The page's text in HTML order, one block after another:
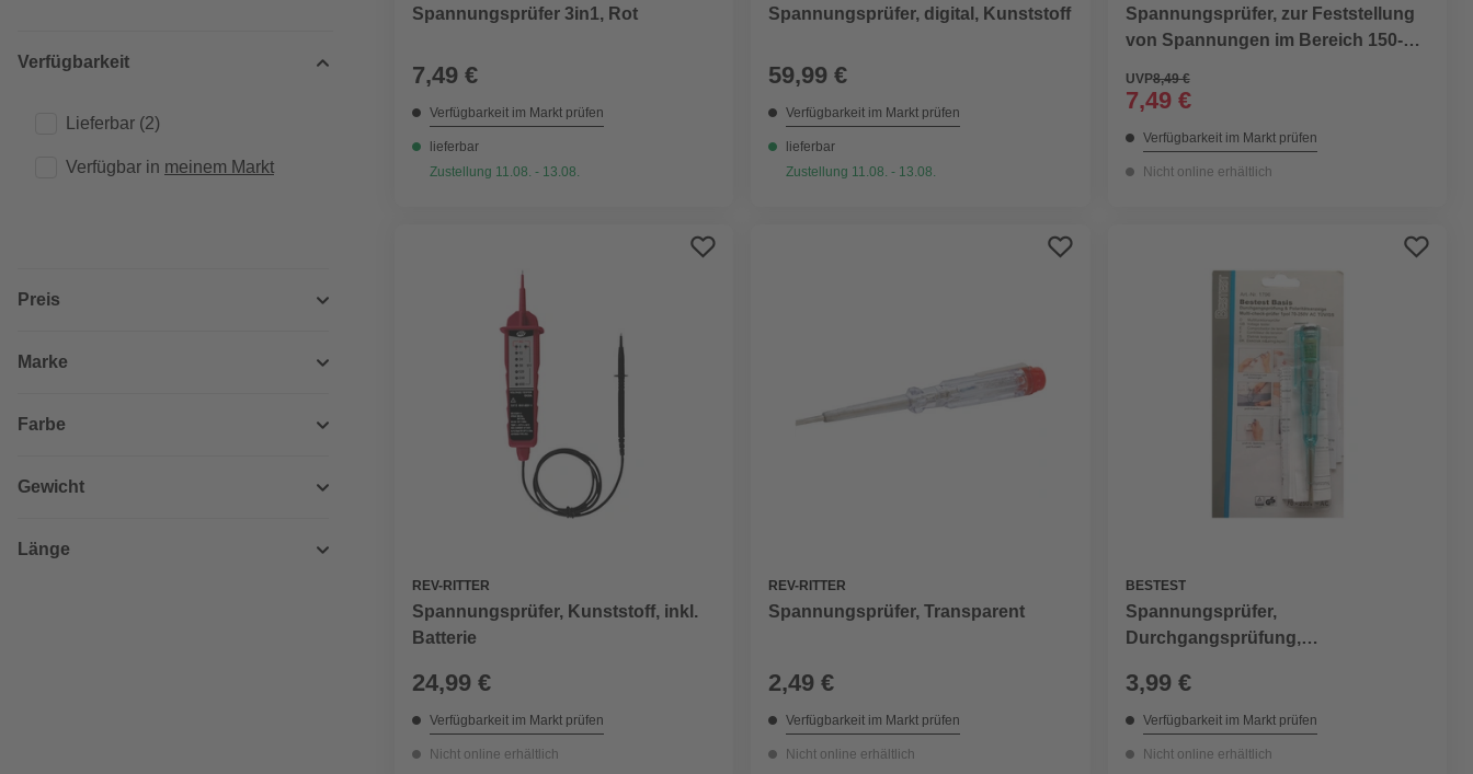
Verfügbarkeit
Lieferbar (2)
Verfügbar in meinem Markt
Preis
Marke
Farbe
Gewicht
Länge
Spannungsprüfer 3in1, Rot
7,49 €
Verfügbarkeit im Markt prüfen
lieferbar
Zustellung 11.08. - 13.08.
Spannungsprüfer, digital, Kunststoff
59,99 €
Verfügbarkeit im Markt prüfen
lieferbar
Zustellung 11.08. - 13.08.
Spannungsprüfer, zur Feststellung
von Spannungen im Bereich 150-
UVP8,49 €
7,49 €
Verfügbarkeit im Markt prüfen
Nicht online erhältlich
REV-RITTER
Spannungsprüfer, Kunststoff, inkl.
Batterie
24,99 €
Verfügbarkeit im Markt prüfen
Nicht online erhältlich
REV-RITTER
Spannungsprüfer, Transparent
2,49 €
Verfügbarkeit im Markt prüfen
Nicht online erhältlich
BESTEST
Spannungsprüfer,
Durchgangsprüfung,
3,99 €
Verfügbarkeit im Markt prüfen
Nicht online erhältlich